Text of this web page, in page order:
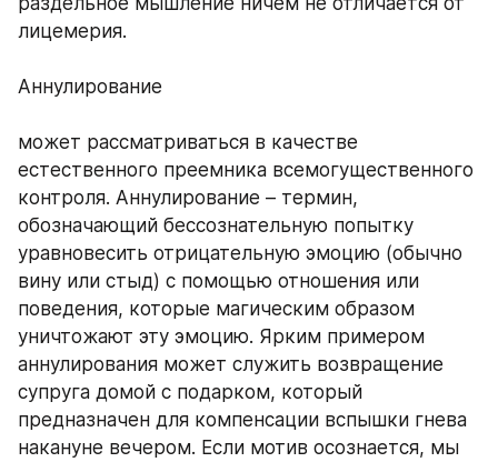
лицемерия.
Аннулирование
может рассматриваться в качестве
естественного преемника всемогущественного
контроля. Аннулирование – термин,
обозначающий бессознательную попытку
уравновесить отрицательную эмоцию (обычно
вину или стыд) с помощью отношения или
поведения, которые магическим образом
уничтожают эту эмоцию. Ярким примером
аннулирования может служить возвращение
супруга домой с подарком, который
предназначен для компенсации вспышки гнева
накануне вечером. Если мотив осознается, мы